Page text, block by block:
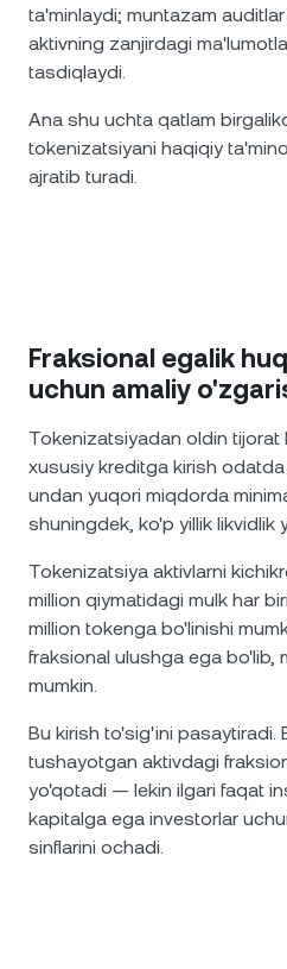
ta'minlaydi; muntazam
aktivning zanjirdagi
tasdiqlaydi.
Ana shu uchta qatlam
tokenizatsiyani haqiqiy
ajratib turadi.
Fraksional egalik
uchun amaliy
Tokenizatsiyadan oldin tijorat
xususiy kreditga kirish
undan yuqori miqdorda
shuningdek, ko'p yillik likvidlik
Tokenizatsiya aktivlarni
million qiymatidagi mulk har
million tokenga bo'linishi
fraksional ulushga ega bo'lib,
mumkin.
Bu kirish to'sig'ini pasaytiradi.
tushayotgan aktivdagi
yo'qotadi — lekin ilgari faqat
kapitalga ega investorlar
sinflarini ochadi.